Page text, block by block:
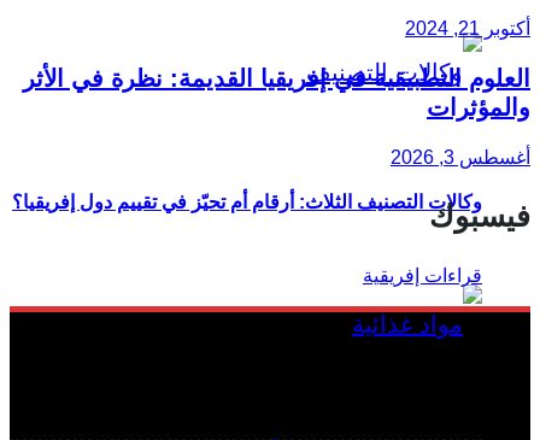
وكالات التصنيف الثلاث: أرقام أم تحيّز في تقييم دول إفريقيا؟
أكتوبر 21, 2024
العلوم التطبيقية في إفريقيا القديمة: نظرة في الأثر
والمؤثرات
أغسطس 3, 2026
فيسبوك